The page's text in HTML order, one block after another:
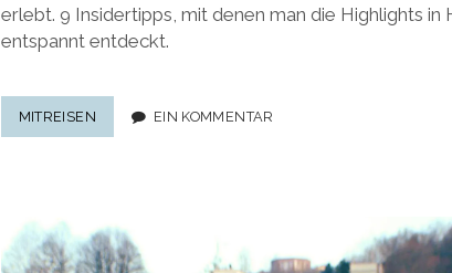
erlebt. 9 Insidertipps, mit denen man die Highlights in
entspannt entdeckt.
MITREISEN HIGHLIGHTS
IN
DENEN
MAN
EIN KOMMENTAR